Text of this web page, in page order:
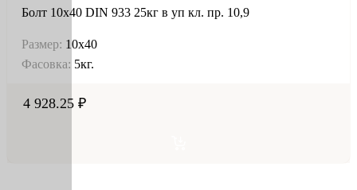
Болт 10х40 DIN 933 25кг в уп кл. пр. 10,9
Размер: 10х40
Фасовка: 5кг.
4 928.25 ₽